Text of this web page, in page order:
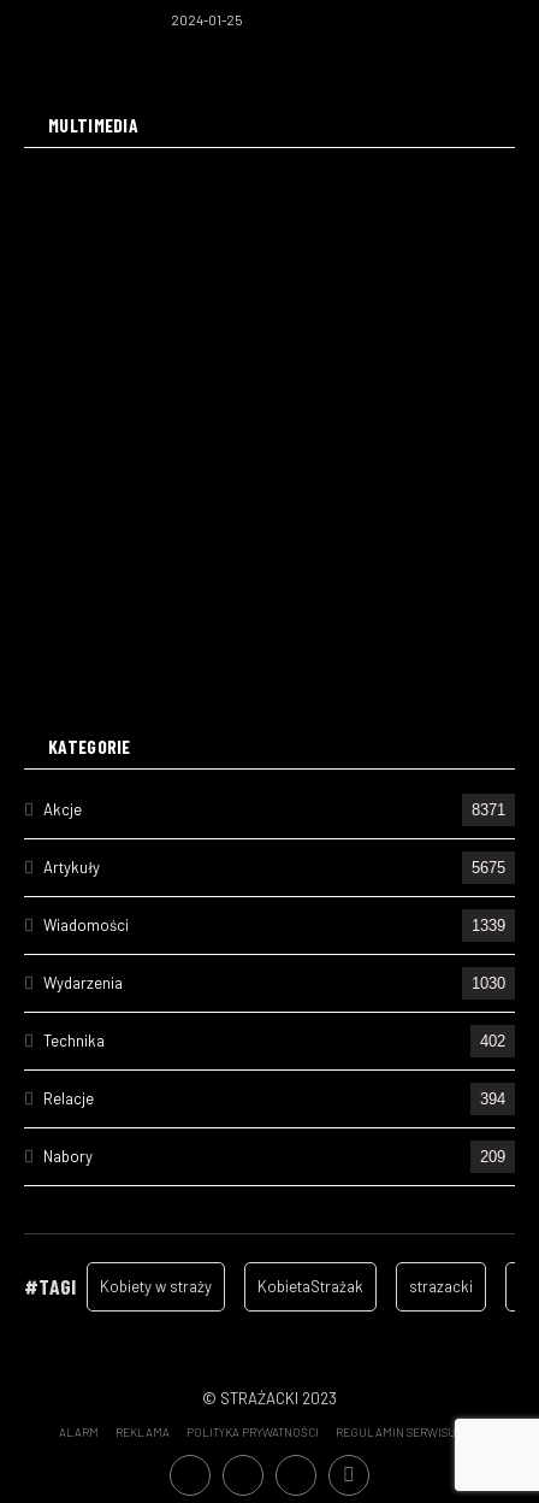
2024-01-25
MULTIMEDIA
KATEGORIE
Akcje 8371
Artykuły 5675
Wiadomości 1339
Wydarzenia 1030
Technika 402
Relacje 394
Nabory 209
157
#TAGI Kobiety w straży KobietaStrażak strazacki
© STRAŻACKI 2023
ALARM REKLAMA POLITYKA PRYWATNOŚCI REGULAMIN SERWISU